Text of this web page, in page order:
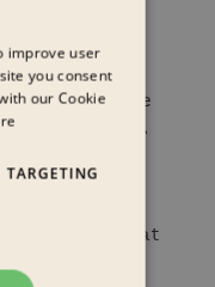
til dine
til at skille
møbler for
ikke ønsker at
gang, men
improve user
you consent
our Cookie
TARGETING